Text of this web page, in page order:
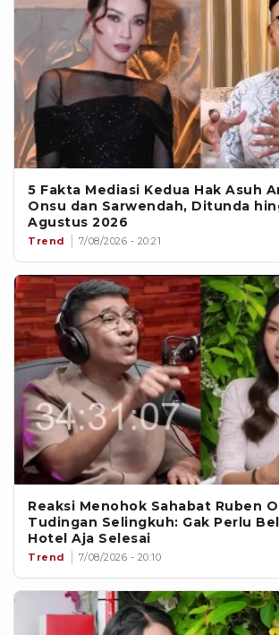
5 Fakta Mediasi Kedua Hak Asuh
Onsu dan Sarwendah, Ditunda
Agustus 2026
Trend 7/08/2026 - 20:21
Reaksi Menohok Sahabat Ruben
Tudingan Selingkuh: Gak Perlu
Hotel Aja Selesai
Trend 7/08/2026 - 20:10